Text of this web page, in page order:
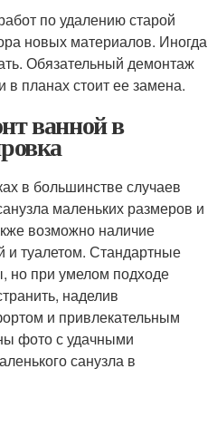
по удалению старой
новых материалов. Иногда
Обязательный демонтаж
в планах стоит ее замена.
ванной в
в большинстве случаев
маленьких размеров и
возможно наличие
и туалетом. Стандартные
но при умелом подходе
наделив
и привлекательным
фото с удачными
санузла в